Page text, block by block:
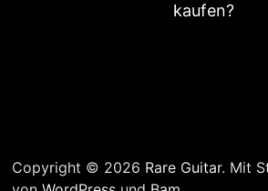
kaufen?
Copyright © 2026 Rare Guitar. Mit